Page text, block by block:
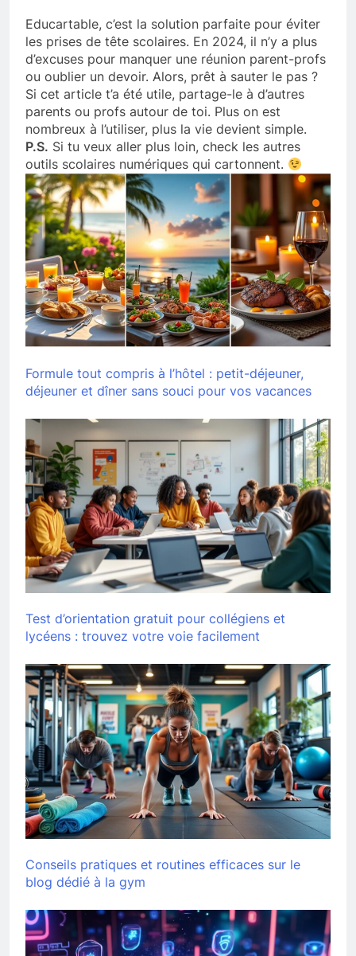
Educartable, c’est la solution parfaite pour éviter
les prises de tête scolaires. En 2024, il n’y a plus
d’excuses pour manquer une réunion parent-profs
ou oublier un devoir. Alors, prêt à sauter le pas ?
Si cet article t’a été utile, partage-le à d’autres
parents ou profs autour de toi. Plus on est
nombreux à l’utiliser, plus la vie devient simple.
P.S. Si tu veux aller plus loin, check les autres
outils scolaires numériques qui cartonnent.
Formule tout compris à l’hôtel : petit-déjeuner,
déjeuner et dîner sans souci pour vos vacances
Test d’orientation gratuit pour collégiens et
lycéens : trouvez votre voie facilement
Conseils pratiques et routines efficaces sur le
blog dédié à la gym